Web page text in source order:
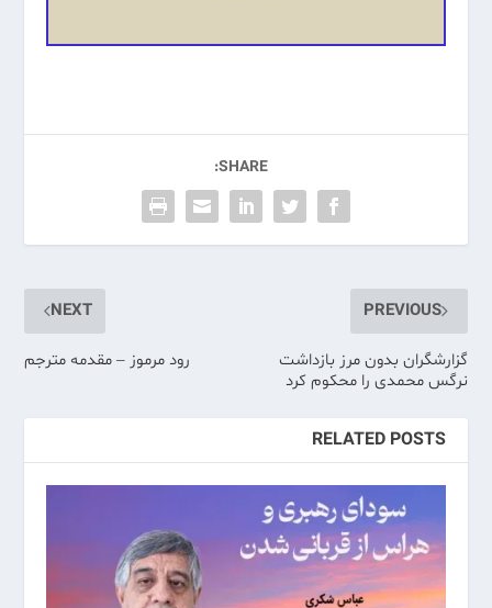
SHARE:
PREVIOUS
گزارشگران بدون مرز بازداشت
نرگس محمدی را محکوم کرد
NEXT
رود مرموز – مقدمه مترجم
RELATED POSTS